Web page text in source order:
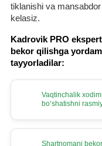
tiklanishi va
kelasiz.
Kadrovik PRO
bekor qilishga
tayyorladilar:
Vaqtinchalik
boʻshatishni
Shartnomani